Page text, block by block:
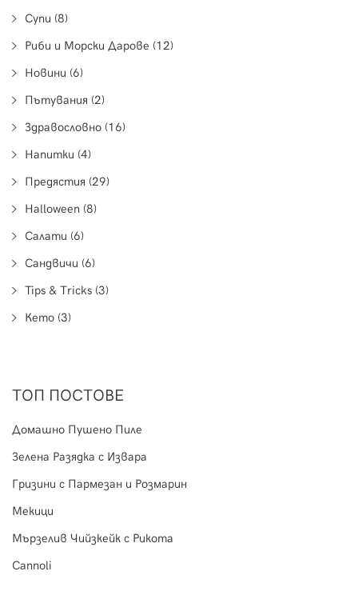
Супи (8)
Риби и Морски Дарове (12)
Новини (6)
Пътувания (2)
Здравословно (16)
Напитки (4)
Предястия (29)
Halloween (8)
Салати (6)
Сандвичи (6)
Tips & Tricks (3)
Кето (3)
ТОП ПОСТОВЕ
Домашно Пушено Пиле
Зелена Разядка с Извара
Гризини с Пармезан и Розмарин
Мекици
Мързелив Чийзкейк с Рикота
Cannoli